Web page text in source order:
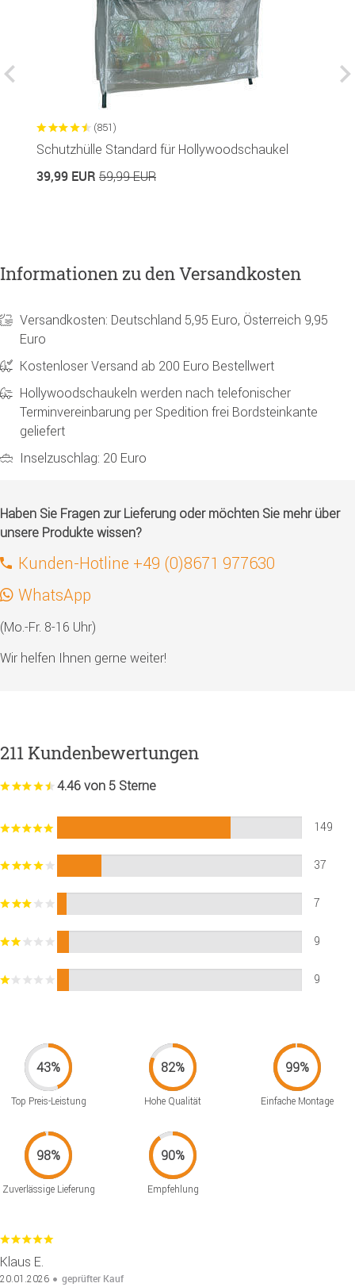
(851)
Schutzhülle Standard für Hollywoodschaukel
39,99 EUR 59,99 EUR
Informationen zu den Versandkosten
Versandkosten: Deutschland 5,95 Euro, Österreich 9,95
Euro
Kostenloser Versand ab 200 Euro Bestellwert
Hollywoodschaukeln werden nach telefonischer
Terminvereinbarung per Spedition frei Bordsteinkante
geliefert
Inselzuschlag: 20 Euro
Haben Sie Fragen zur Lieferung oder möchten Sie mehr über
unsere Produkte wissen?
Kunden-Hotline +49 (0)8671 977630
WhatsApp
(Mo.-Fr. 8-16 Uhr)
Wir helfen Ihnen gerne weiter!
211 Kundenbewertungen
4.46 von 5 Sterne
149
37
7
9
9
Top Preis-Leistung Hohe Qualität Einfache Montage
Zuverlässige Lieferung Empfehlung
Klaus E.
20.01.2026 geprüfter Kauf